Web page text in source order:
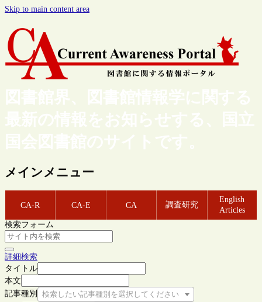
Skip to main content area
図書館界、図書館情報学に関する
最新の情報をお知らせする、国立
国会図書館のサイトです。
メインメニュー
CA-R CA-E CA 調査研究
English
Articles
検索フォーム
詳細検索
タイトル
本文
記事種別
検索したい記事種別を選択してください